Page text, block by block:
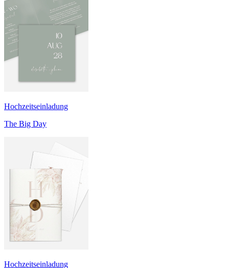
Hochzeitseinladung
The Big Day
Hochzeitseinladung